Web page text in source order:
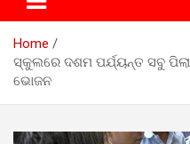
Home
ସ୍କୁଲରେ ଦଶମ ପର୍ଯ୍ୟନ୍ତ ସବୁ
ଭୋଜନ